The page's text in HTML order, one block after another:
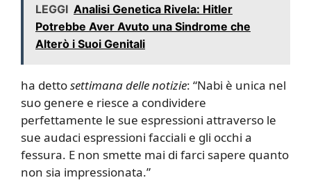
LEGGI Analisi Genetica Rivela: Hitler
Potrebbe Aver Avuto una Sindrome che
Alterò i Suoi Genitali
ha dettosettimana delle notizie: “Nabi è unica nel
suo genere e riesce a condividere
perfettamente le sue espressioni attraverso le
sue audaci espressioni facciali e gli occhi a
fessura. E non smette mai di farci sapere quanto
non sia impressionata.”